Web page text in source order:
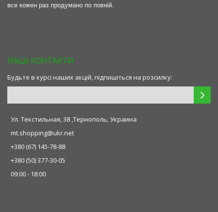
все кожен раз продумано по повній.
НАШІ КОНТАКТИ
Будьте в курсі наших акцій, підпишіться на розсилку:
Ул. Текстильная, 38 ,Тернополь, Украина
mt.shopping@ukr.net
+380 (67) 145-78-88
+380 (50) 377-30-05
09:00 - 18:00